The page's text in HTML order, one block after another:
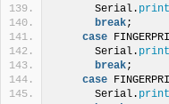
      Serial.
print
break;
case
      Serial.
break;
case
      Serial.